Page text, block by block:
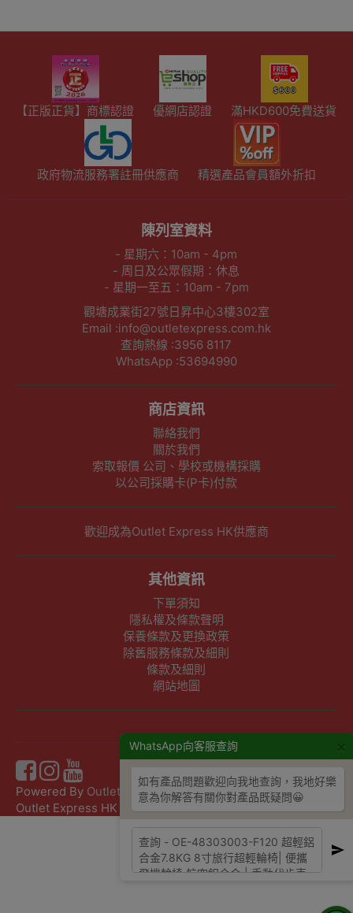
WhatsApp向客服查詢
如有產品問題歡迎向我地查詢，我地好樂
意為你解答有關你對產品既疑問😀
【正版正貨】商標認證 優網店認證 滿HKD600免費送貨
政府物流服務署註冊供應商 精選產品會員額外折扣
陳列室資料
- 星期六：10am - 4pm
- 周日及公眾假期：休息
- 星期一至五：10am - 7pm
觀塘成業街27號日昇中心3樓302室
Email :info@outletexpress.com.hk
查詢熱線 :3956 8117
WhatsApp :53694990
商店資訊
聯絡我們
關於我們
索取報價 公司、學校或機構採購
以公司採購卡(P卡)付款
歡迎成為Outlet Express HK供應商
其他資訊
下單須知
隱私權及條款聲明
保養條款及更換政策
除舊服務條款及細則
條款及細則
網站地圖
Powered By Outlet Express HK
Outlet Express HK 生活百貨城 © 2026 ,Since 2016